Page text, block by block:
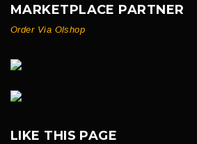
MARKETPLACE PARTNER
Order Via Olshop
LIKE THIS PAGE